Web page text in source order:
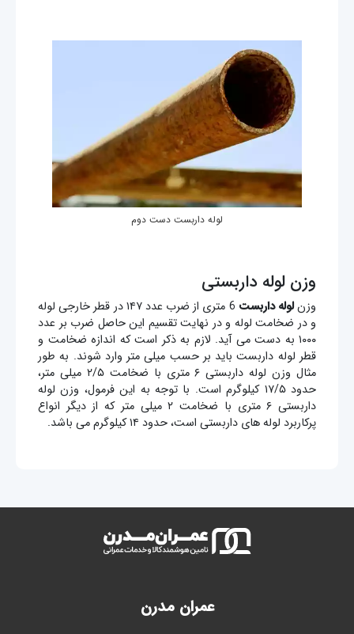
لوله داربست دست دوم
وزن لوله داربستی
وزنلوله داربست
6 متری از ضرب عدد ۱۴۷ در قطر خارجی لوله
و در ضخامت لوله و در نهایت تقسیم این حاصل ضرب بر عدد
۱۰۰۰ به دست می آید. لازم به ذکر است که اندازه ضخامت و
قطر لوله داربست باید بر حسب میلی متر وارد شوند. به طور
مثال وزن لوله داربستی ۶ متری با ضخامت ۲/۵ میلی متر،
حدود ۱۷/۵ کیلوگرم است. با توجه به این فرمول، وزن لوله
داربستی ۶ متری با ضخامت ۲ میلی متر که از دیگر انواع
پرکاربرد لوله های داربستی است، حدود ۱۴ کیلوگرم می باشد.
عمران مدرن